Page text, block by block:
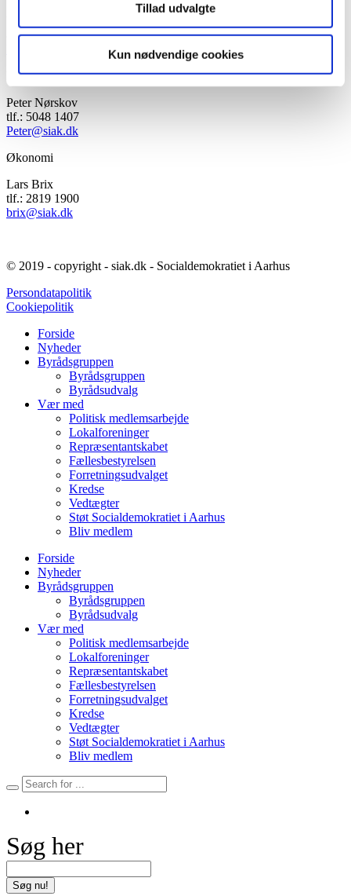
Tillad udvalgte
Kun nødvendige cookies
8000 Aarhus C
Formand
Peter Nørskov
tlf.: 5048 1407
Peter@siak.dk
Økonomi
Lars Brix
tlf.: 2819 1900
brix@siak.dk
© 2019 - copyright - siak.dk - Socialdemokratiet i Aarhus
Persondatapolitik
Cookiepolitik
Forside
Nyheder
Byrådsgruppen
Byrådsgruppen
Byrådsudvalg
Vær med
Politisk medlemsarbejde
Lokalforeninger
Repræsentantskabet
Fællesbestyrelsen
Forretningsudvalget
Kredse
Vedtægter
Støt Socialdemokratiet i Aarhus
Bliv medlem
Forside
Nyheder
Byrådsgruppen
Byrådsgruppen
Byrådsudvalg
Vær med
Politisk medlemsarbejde
Lokalforeninger
Repræsentantskabet
Fællesbestyrelsen
Forretningsudvalget
Kredse
Vedtægter
Støt Socialdemokratiet i Aarhus
Bliv medlem
Søg her